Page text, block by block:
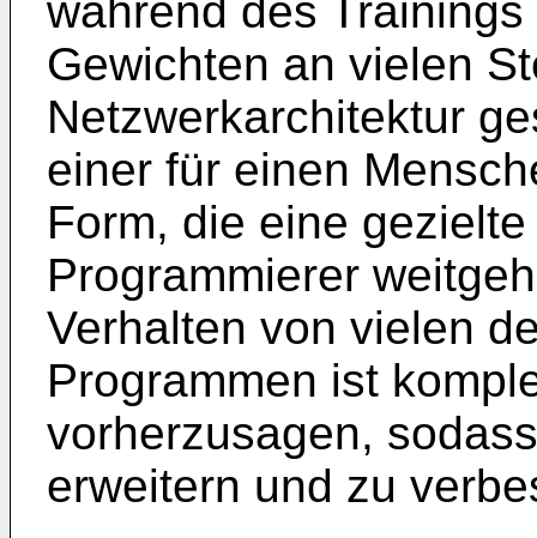
während des
Gewichten an vielen
Netzwerkarchitektur
einer für einen
Form, die eine
Programmierer
Verhalten von vielen
Programmen ist
vorherzusagen,
erweitern und zu